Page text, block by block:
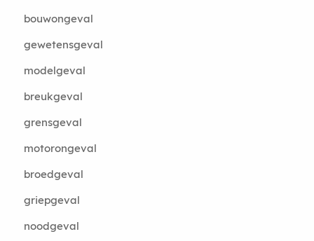
bouwongeval
gewetensgeval
modelgeval
breukgeval
grensgeval
motorongeval
broedgeval
griepgeval
noodgeval